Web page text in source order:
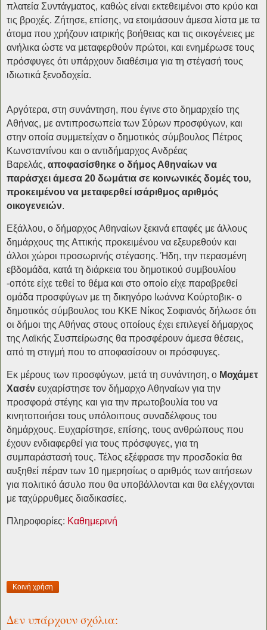
πλατεία Συντάγματος, καθώς είναι εκτεθειμένοι στο κρύο και
τις βροχές. Ζήτησε, επίσης, να ετοιμάσουν άμεσα λίστα με τα
άτομα που χρήζουν ιατρικής βοήθειας και τις οικογένειες με
ανήλικα ώστε να μεταφερθούν πρώτοι, και ενημέρωσε τους
πρόσφυγες ότι υπάρχουν διαθέσιμα για τη στέγασή τους
ιδιωτικά ξενοδοχεία.
Αργότερα, στη συνάντηση, που έγινε στο δημαρχείο της
Αθήνας, με αντιπροσωπεία των Σύρων προσφύγων, και
στην οποία συμμετείχαν ο δημοτικός σύμβουλος Πέτρος
Κωνσταντίνου και ο αντιδήμαρχος Ανδρέας
Βαρελάς, αποφασίσθηκε ο δήμος Αθηναίων να
παράσχει άμεσα 20 δωμάτια σε κοινωνικές δομές του,
προκειμένου να μεταφερθεί ισάριθμος αριθμός
οικογενειών.
Εξάλλου, ο δήμαρχος Αθηναίων ξεκινά επαφές με άλλους
δημάρχους της Αττικής προκειμένου να εξευρεθούν και
άλλοι χώροι προσωρινής στέγασης. Ήδη, την περασμένη
εβδομάδα, κατά τη διάρκεια του δημοτικού συμβουλίου
-οπότε είχε τεθεί το θέμα και στο οποίο είχε παραβρεθεί
ομάδα προσφύγων με τη δικηγόρο Ιωάννα Κούρτοβικ- ο
δημοτικός σύμβουλος του ΚΚΕ Νίκος Σοφιανός δήλωσε ότι
οι δήμοι της Αθήνας στους οποίους έχει επιλεγεί δήμαρχος
της Λαϊκής Συσπείρωσης θα προσφέρουν άμεσα θέσεις,
από τη στιγμή που το αποφασίσουν οι πρόσφυγες.
Εκ μέρους των προσφύγων, μετά τη συνάντηση, ο Μοχάμετ
Χασέν ευχαρίστησε τον δήμαρχο Αθηναίων για την
προσφορά στέγης και για την πρωτοβουλία του να
κινητοποιήσει τους υπόλοιπους συναδέλφους του
δημάρχους. Ευχαρίστησε, επίσης, τους ανθρώπους που
έχουν ενδιαφερθεί για τους πρόσφυγες, για τη
συμπαράστασή τους. Τέλος εξέφρασε την προσδοκία θα
αυξηθεί πέραν των 10 ημερησίως ο αριθμός των αιτήσεων
για πολιτικό άσυλο που θα υποβάλλονται και θα ελέγχονται
με ταχύρρυθμες διαδικασίες.
Πληροφορίες: Καθημερινή
Κοινή χρήση
Δεν υπάρχουν σχόλια: